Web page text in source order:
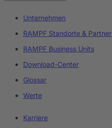
Unternehmen
RAMPF Standorte & Partner
RAMPF Business Units
Download-Center
Glossar
Werte
Karriere